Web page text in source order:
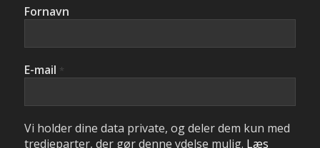
Fornavn
E-mail *
Vi holder dine data private, og deler dem kun med
tredjeparter, der gør denne ydelse mulig. Læs